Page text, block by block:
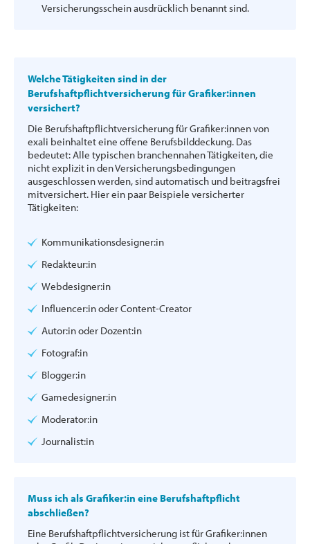
Versicherungsschein ausdrücklich benannt sind.
Welche Tätigkeiten sind in der
Berufshaftpflichtversicherung für Grafiker:innen
versichert?
Die Berufshaftpflichtversicherung für Grafiker:innen von
exali beinhaltet eine offene Berufsbilddeckung. Das
bedeutet: Alle typischen branchennahen Tätigkeiten, die
nicht explizit in den Versicherungsbedingungen
ausgeschlossen werden, sind automatisch und beitragsfrei
mitversichert. Hier ein paar Beispiele versicherter
Tätigkeiten:
Kommunikationsdesigner:in
Redakteur:in
Webdesigner:in
Influencer:in oder Content-Creator
Autor:in oder Dozent:in
Fotograf:in
Blogger:in
Gamedesigner:in
Moderator:in
Journalist:in
Muss ich als Grafiker:in eine Berufshaftpflicht
abschließen?
Eine Berufshaftpflichtversicherung ist für Grafiker:innen